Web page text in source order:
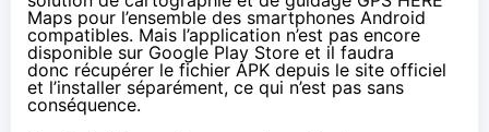
Maps pour l’ensemble des smartphones Android
compatibles. Mais l’application n’est pas encore
disponible sur Google Play Store et il faudra
donc récupérer le fichier APK depuis le site officiel
et l’installer séparément, ce qui n’est pas sans
conséquence.